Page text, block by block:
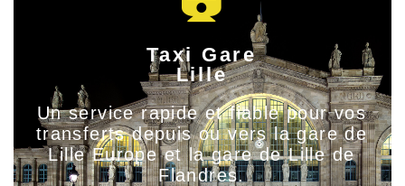
Taxi Gare
Lille
Un service rapide et fiable pour vos
transferts depuis ou vers la gare de
Lille Europeet la gare deLille de
Flandres.